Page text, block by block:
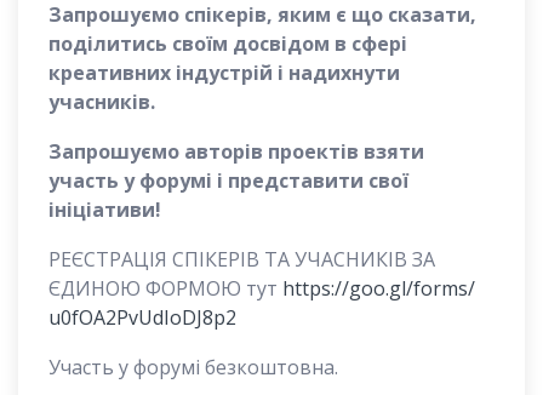
Запрошуємо спікерів, яким є що сказати,
поділитись своїм досвідом в сфері
креативних індустрій і надихнути
учасників.
Запрошуємо авторів проектів взяти
участь у форумі і представити свої
ініціативи!
РЕЄСТРАЦІЯ СПІКЕРІВ ТА УЧАСНИКІВ ЗА
ЄДИНОЮ ФОРМОЮ тут https://goo.gl/forms/
u0fOA2PvUdIoDJ8p2
Участь у форумі безкоштовна.